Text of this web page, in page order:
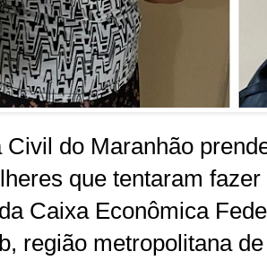
Civil do Maranhão
que tentaram
Caixa Econômica
região metropolitana